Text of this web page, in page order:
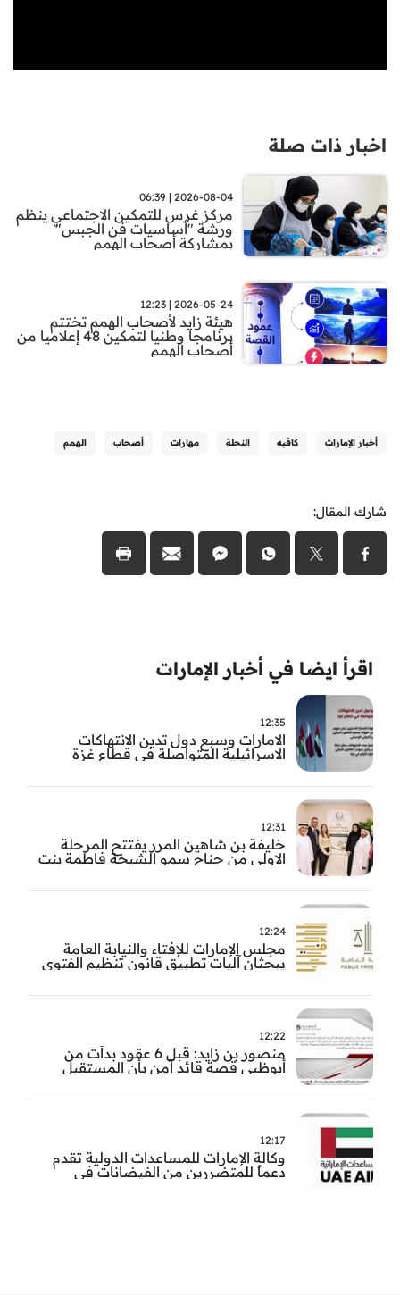
اخبار ذات صلة
2026-08-04 | 06:39
مركز غرس للتمكين الاجتماعي ينظم
ورشة "أساسيات فن الجبس"
بمشاركة أصحاب الهمم
2026-05-24 | 12:23
هيئة زايد لأصحاب الهمم تختتم
برنامجا وطنيا لتمكين 48 إعلاميا من
أصحاب الهمم
أخبار الإمارات كافيه النحلة مهارات أصحاب الهمم
شارك المقال:
اقرأ ايضا في أخبار الإمارات
12:35
الامارات وسبع دول تدين الانتهاكات
الاسرائيلية المتواصلة في قطاع غزة
12:31
خليفة بن شاهين المرر يفتتح المرحلة
الاولى من جناح سمو الشيخة فاطمة بنت
مستشفى المقاصد
12:24
مجلس الإمارات للإفتاء والنيابة العامة
يبحثان آليات تطبيق قانون تنظيم الفتوى
12:22
منصور بن زايد: قبل 6 عقود بدأت من
أبوظبي قصة قائد آمن بأن المستقبل
12:17
وكالة الإمارات للمساعدات الدولية تقدم
دعماً للمتضررين من الفيضانات في